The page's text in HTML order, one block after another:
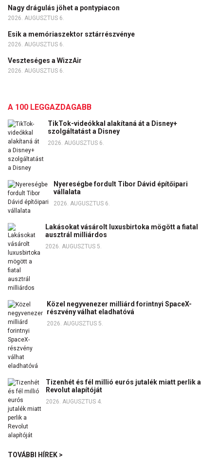
Nagy drágulás jöhet a pontypiacon
2026. AUGUSZTUS 6.
Esik a memóriaszektor sztárrészvénye
2026. AUGUSZTUS 6.
Veszteséges a WizzAir
2026. AUGUSZTUS 6.
A 100 LEGGAZDAGABB
TikTok-videókkal alakítaná át a Disney+
szolgáltatást a Disney
2026. AUGUSZTUS 6.
Nyereségbe fordult Tibor Dávid építőipari
vállalata
2026. AUGUSZTUS 6.
Lakásokat vásárolt luxusbirtoka mögött a fiatal
ausztrál milliárdos
2026. AUGUSZTUS 5.
Közel negyvenezer milliárd forintnyi SpaceX-
részvény válhat eladhatóvá
2026. AUGUSZTUS 5.
Tizenhét és fél millió eurós jutalék miatt perlik a
Revolut alapítóját
2026. AUGUSZTUS 4.
TOVÁBBI HÍREK >